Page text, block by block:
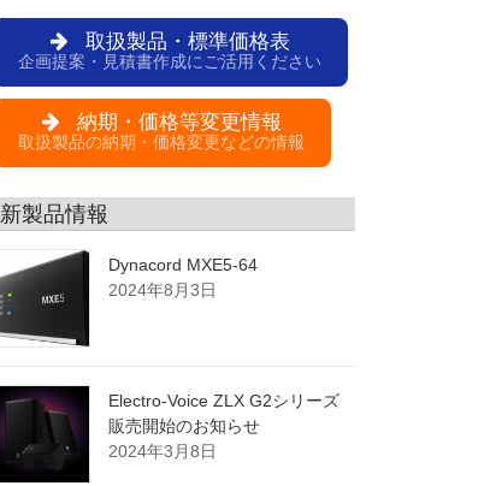
取扱製品・標準価格表
企画提案・見積書作成にご活用ください
納期・価格等変更情報
取扱製品の納期・価格変更などの情報
新製品情報
Dynacord MXE5-64
2024年8月3日
Electro-Voice ZLX G2シリーズ
販売開始のお知らせ
2024年3月8日